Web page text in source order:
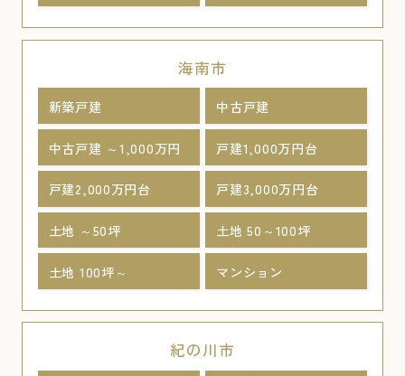
海南市
新築戸建 中古戸建
中古戸建 ～1,000万円 戸建1,000万円台
戸建2,000万円台 戸建3,000万円台
土地 ～50坪 土地 50～100坪
土地 100坪～ マンション
紀の川市